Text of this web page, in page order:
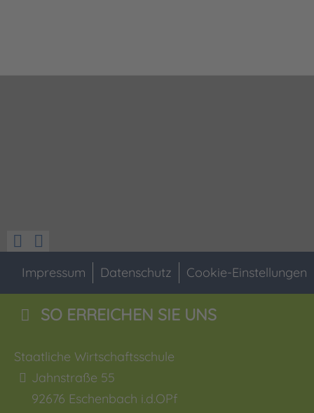
Impressum Datenschutz Cookie-Einstellungen
SO ERREICHEN SIE UNS
Staatliche Wirtschaftsschule
Jahnstraße 55
92676 Eschenbach i.d.OPf